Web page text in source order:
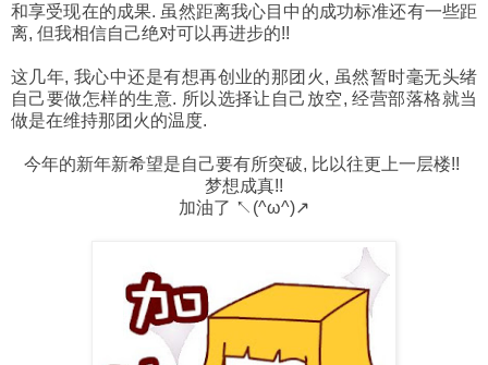
和享受现在的成果. 虽然距离我心目中的成功标准还有一些距
离, 但我相信自己绝对可以再进步的!!
这几年, 我心中还是有想再创业的那团火, 虽然暂时毫无头绪
自己要做怎样的生意. 所以选择让自己放空, 经营部落格就当
做是在维持那团火的温度.
今年的新年新希望是自己要有所突破, 比以往更上一层楼!!
梦想成真!!
加油了 ↖(^ω^)↗